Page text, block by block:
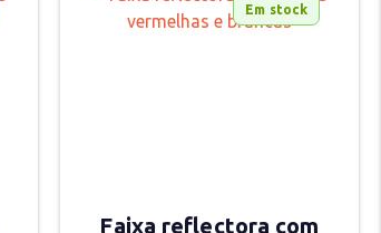
Em stock
Faixa reflectora com